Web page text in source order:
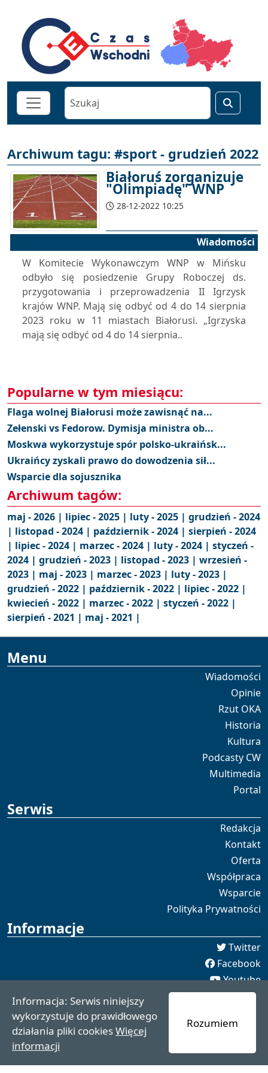
Archiwum tagu: #sport - grudzień 2022
Białoruś zorganizuje
"Olimpiadę" WNP
28-12-2022 10:25
Wiadomości
W Komitecie Wykonawczym WNP w Mińsku
odbyło się posiedzenie Grupy Roboczej ds.
przygotowania i przeprowadzenia II Igrzysk
krajów WNP. Mają się odbyć od 4 do 14 sierpnia
2023 roku w 11 miastach Białorusi. „Igrzyska
mają się odbyć od 4 do 14 sierpnia..
Popularne w tym miesiącu:
Flaga wolnej Białorusi może zawisnąć na...
Zełenski vs Fedorow. Dymisja ministra ob...
Moskwa wykorzystuje spór polsko-ukraińsk...
Ukraińcy zyskali prawo do dowodzenia sił...
Wsparcie dla sojusznika
Archiwum tagów:
maj - 2026 | lipiec - 2025 | luty - 2025 | grudzień - 2024
| listopad - 2024 | październik - 2024 | sierpień - 2024
| lipiec - 2024 | marzec - 2024 | luty - 2024 | styczeń -
2024 | grudzień - 2023 | listopad - 2023 | wrzesień -
2023 | maj - 2023 | marzec - 2023 | luty - 2023 |
grudzień - 2022 | październik - 2022 | lipiec - 2022 |
kwiecień - 2022 | marzec - 2022 | styczeń - 2022 |
sierpień - 2021 | maj - 2021 |
Menu
Wiadomości
Opinie
Rzut OKA
Historia
Kultura
Podcasty CW
Multimedia
Portal
Serwis
Redakcja
Kontakt
Oferta
Współpraca
Wsparcie
Polityka Prywatności
Informacje
Twitter
Facebook
Youtube
Spotify
redakcja [[]] czaswschodni.pl
czaswschodni.pl 2021 - 2025
Informacja: Serwis niniejszy
wykorzystuje do prawidłowego
działania pliki cookiesWięcej
informacji
Rozumiem